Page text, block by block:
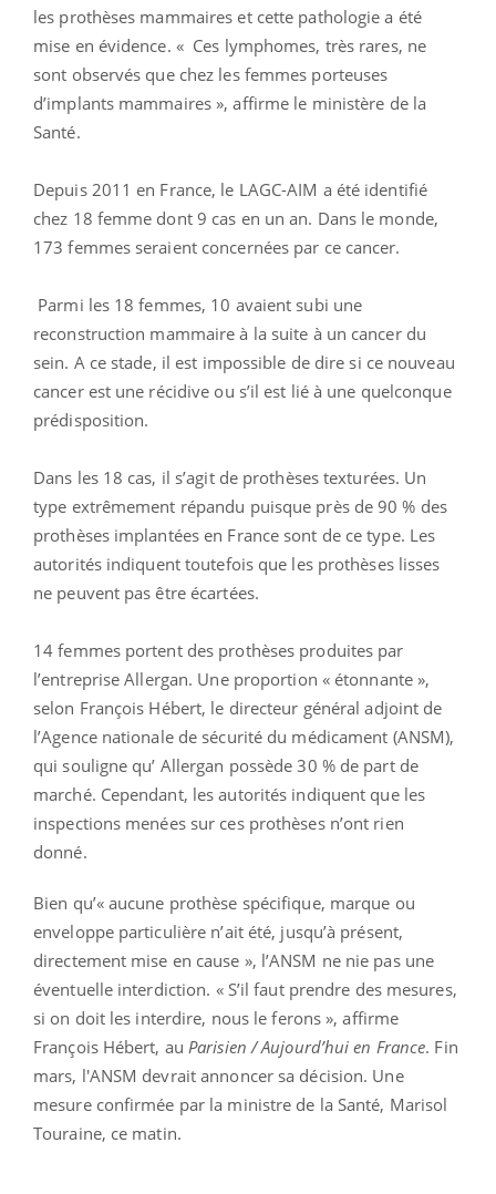
les prothèses mammaires et cette pathologie a été
mise en évidence. « Ces lymphomes, très rares, ne
sont observés que chez les femmes porteuses
d’implants mammaires », affirme le ministère de la
Santé.
Depuis 2011 en France, le LAGC-AIM a été identifié
chez 18 femme dont 9 cas en un an. Dans le monde,
173 femmes seraient concernées par ce cancer.
Parmi les 18 femmes, 10 avaient subi une
reconstruction mammaire à la suite à un cancer du
sein. A ce stade, il est impossible de dire si ce nouveau
cancer est une récidive ou s’il est lié à une quelconque
prédisposition.
Dans les 18 cas, il s’agit de prothèses texturées. Un
type extrêmement répandu puisque près de 90 % des
prothèses implantées en France sont de ce type. Les
autorités indiquent toutefois que les prothèses lisses
ne peuvent pas être écartées.
14 femmes portent des prothèses produites par
l’entreprise Allergan. Une proportion « étonnante »,
selon François Hébert, le directeur général adjoint de
l’Agence nationale de sécurité du médicament (ANSM),
qui souligne qu’ Allergan possède 30 % de part de
marché. Cependant, les autorités indiquent que les
inspections menées sur ces prothèses n’ont rien
donné.
Bien qu’« aucune prothèse spécifique, marque ou
enveloppe particulière n’ait été, jusqu’à présent,
directement mise en cause », l’ANSM ne nie pas une
éventuelle interdiction. « S’il faut prendre des mesures,
si on doit les interdire, nous le ferons », affirme
François Hébert, au Parisien / Aujourd’hui en France. Fin
mars, l'ANSM devrait annoncer sa décision. Une
mesure confirmée par la ministre de la Santé, Marisol
Touraine, ce matin.